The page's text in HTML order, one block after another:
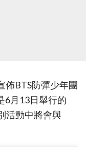
佈BTS防彈少年團
6月13日舉行的
活動中將會與